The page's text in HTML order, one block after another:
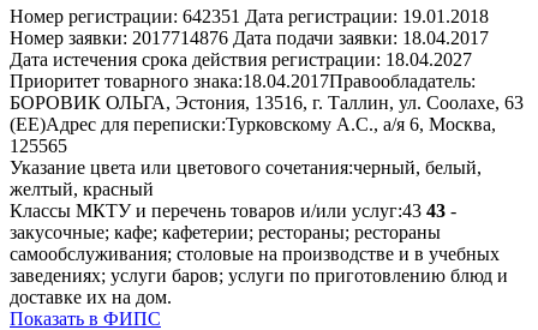
Номер регистрации: 642351 Дата регистрации: 19.01.2018
Номер заявки: 2017714876 Дата подачи заявки: 18.04.2017
Дата истечения срока действия регистрации: 18.04.2027
Приоритет товарного знака:18.04.2017Правообладатель:
БОРОВИК ОЛЬГА, Эстония, 13516, г. Таллин, ул. Соолахе, 63
(EE)Адрес для переписки:Турковскому А.С., а/я 6, Москва,
125565
Указание цвета или цветового сочетания:черный, белый,
желтый, красный
Классы МКТУ и перечень товаров и/или услуг:43 43 -
закусочные; кафе; кафетерии; рестораны; рестораны
самообслуживания; столовые на производстве и в учебных
заведениях; услуги баров; услуги по приготовлению блюд и
доставке их на дом.
Показать в ФИПС